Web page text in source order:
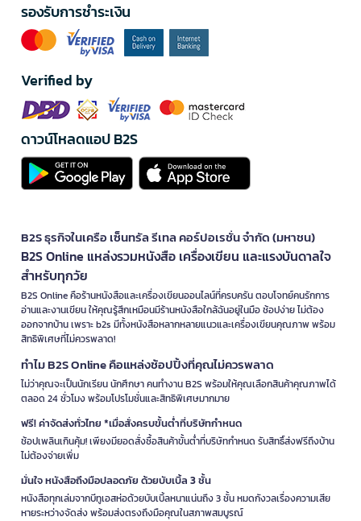
รองรับการชำระเงิน
Verified by
ดาวน์โหลดแอป B2S
B2S ธุรกิจในเครือ เซ็นทรัล รีเทล คอร์ปอเรชั่น จำกัด (มหาชน)
B2S Online แหล่งรวมหนังสือ เครื่องเขียน และแรงบันดาลใจ
สำหรับทุกวัย
B2S Online คือร้านหนังสือและเครื่องเขียนออนไลน์ที่ครบครัน ตอบโจทย์คนรักการ
อ่านและงานเขียน ให้คุณรู้สึกเหมือนมีร้านหนังสือใกล้ฉันอยู่ในมือ ช้อปง่าย ไม่ต้อง
ออกจากบ้าน เพราะ b2s มีทั้งหนังสือหลากหลายแนวและเครื่องเขียนคุณภาพ พร้อม
สิทธิพิเศษที่ไม่ควรพลาด!
ทำไม B2S Online คือแหล่งช้อปปิ้งที่คุณไม่ควรพลาด
ไม่ว่าคุณจะเป็นนักเรียน นักศึกษา คนทำงาน B2S พร้อมให้คุณเลือกสินค้าคุณภาพได้
ตลอด 24 ชั่วโมง พร้อมโปรโมชั่นและสิทธิพิเศษมากมาย
ฟรี! ค่าจัดส่งทั่วไทย *เมื่อสั่งครบขั้นต่ำที่บริษัทกำหนด
ช้อปเพลินเกินคุ้ม! เพียงมียอดสั่งซื้อสินค้าขั้นต่ำที่บริษัทกำหนด รับสิทธิ์ส่งฟรีถึงบ้าน
ไม่ต้องจ่ายเพิ่ม
มั่นใจ หนังสือถึงมือปลอดภัย ด้วยบับเบิ้ล 3 ชั้น
หนังสือทุกเล่มจากบีทูเอสห่อด้วยบับเบิ้ลหนาแน่นถึง 3 ชั้น หมดกังวลเรื่องความเสีย
หายระหว่างจัดส่ง พร้อมส่งตรงถึงมือคุณในสภาพสมบูรณ์